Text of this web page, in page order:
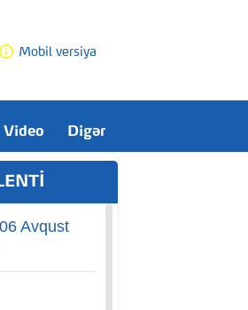
Mobil versiya
Video Digər
Avqust